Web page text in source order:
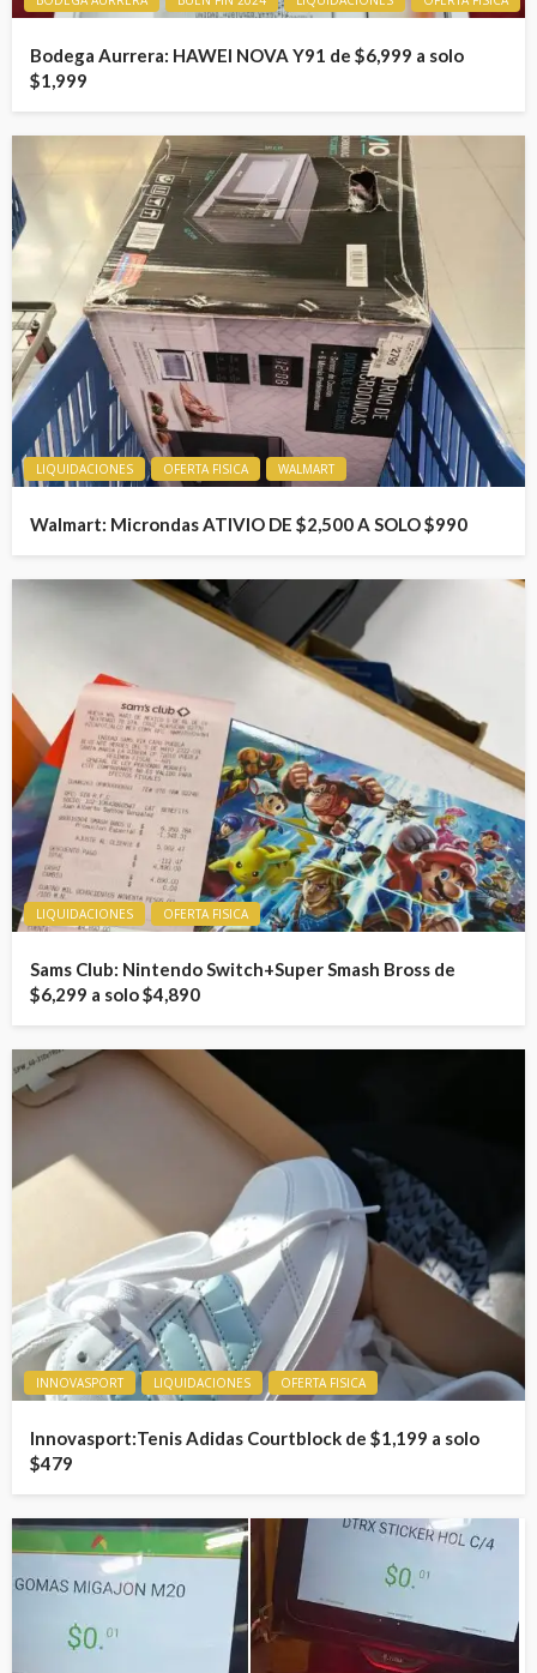
Bodega Aurrera: HAWEI NOVA Y91 de $6,999 a solo
$1,999
LIQUIDACIONES OFERTA FISICA WALMART
Walmart: Microndas ATIVIO DE $2,500 A SOLO $990
LIQUIDACIONES OFERTA FISICA
Sams Club: Nintendo Switch+Super Smash Bross de
$6,299 a solo $4,890
INNOVASPORT LIQUIDACIONES OFERTA FISICA
Innovasport:Tenis Adidas Courtblock de $1,199 a solo
$479